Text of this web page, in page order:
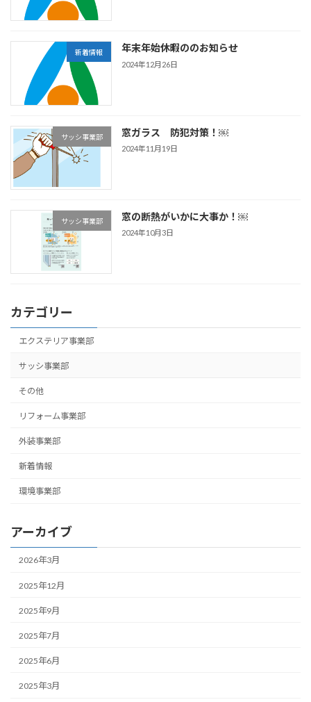
新着情報 年末年始休暇ののお知らせ
2024年12月26日
サッシ事業部 窓ガラス 防犯対策！￼
2024年11月19日
サッシ事業部 窓の断熱がいかに大事か！￼
2024年10月3日
カテゴリー
エクステリア事業部
サッシ事業部
その他
リフォーム事業部
外装事業部
新着情報
環境事業部
アーカイブ
2026年3月
2025年12月
2025年9月
2025年7月
2025年6月
2025年3月